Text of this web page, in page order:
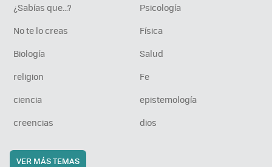
¿Sabías que...?
Psicología
No te lo creas
Física
Biología
Salud
religion
Fe
ciencia
epistemología
creencias
dios
VER MÁS TEMAS